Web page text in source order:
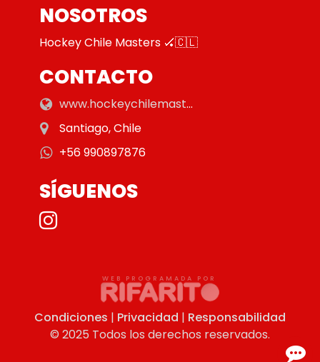
NOSOTROS
Hockey Chile Masters 🏑🇨🇱
CONTACTO
www.hockeychilemasters45.com
Santiago, Chile
+56 990897876
SÍGUENOS
Condiciones | Privacidad | Responsabilidad
© 2025 Todos los derechos reservados.